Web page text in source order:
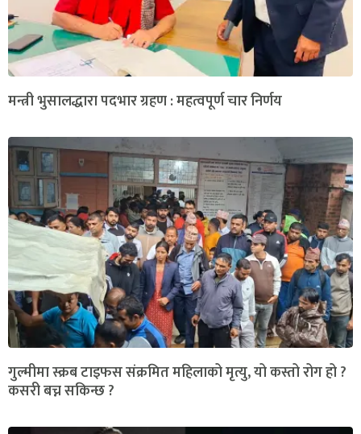
मन्त्री भुसालद्धारा पदभार ग्रहण : महत्वपूर्ण चार निर्णय
गुल्मीमा स्क्रब टाइफस संक्रमित महिलाको मृत्यु, यो कस्तो रोग हो ?
कसरी बच्न सकिन्छ ?